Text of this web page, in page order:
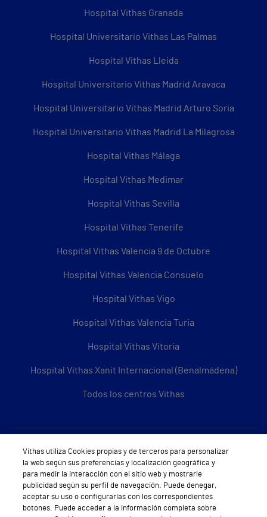
Hospital Vithas Granada
Hospital Universitario Vithas Las Palmas
Hospital Vithas Lleida
Hospital Universitario Vithas Madrid Aravaca
Hospital Universitario Vithas Madrid Arturo Soria
Hospital Universitario Vithas Madrid La Milagrosa
Hospital Vithas Málaga
Hospital Vithas Medimar
Hospital Vithas Sevilla
Hospital Vithas Tenerife
Hospital Vithas Valencia 9 de Octubre
Hospital Vithas Valencia Consuelo
Hospital Vithas Vigo
Hospital Vithas Valencia Turia
Hospital Vithas Vitoria
Hospital Vithas Xanit Internacional (Benalmádena)
Todos los centros Vithas
Sobre Vithas
Quiénes somos
Trabajar en Vithas
Vithas utiliza Cookies propias y de terceros para personalizar
la web según sus preferencias y localización geográfica y
para medir la interacción con el sitio web y mostrarle
publicidad según su perfil de navegación. Puede denegar,
aceptar su uso o configurarlas con los correspondientes
botones. Puede acceder a la información completa sobre